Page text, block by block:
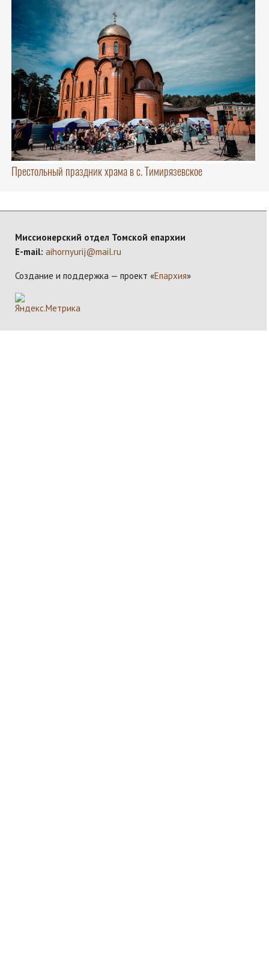
Престольный праздник храма в с. Тимирязевское
Миссионерский отдел Томской епархии
E-mail: aihornyurij@mail.ru
Создание и поддержка — проект «Епархия»